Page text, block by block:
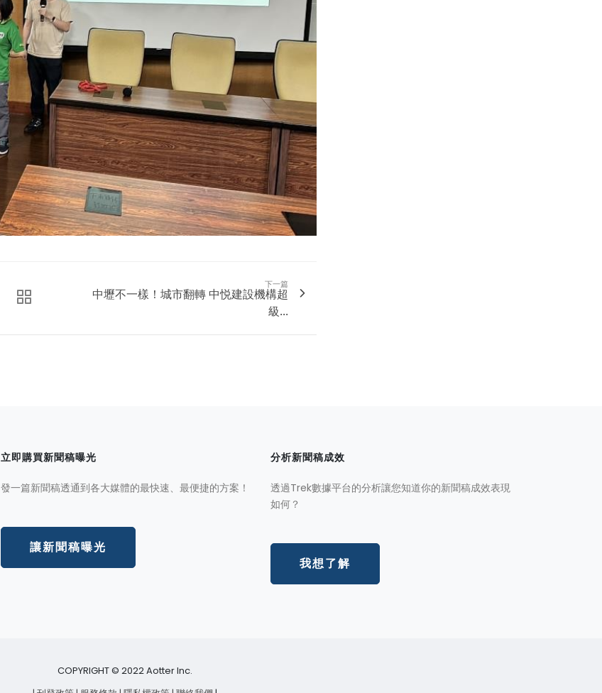
下一篇
中壢不一樣！城市翻轉 中悦建設機構超
級...
立即購買新聞稿曝光
發一篇新聞稿透通到各大媒體的最快速、最便捷的方案！
讓新聞稿曝光
分析新聞稿成效
透過Trek數據平台的分析讓您知道你的新聞稿成效表現
如何？
我想了解
COPYRIGHT © 2022 Aotter Inc.